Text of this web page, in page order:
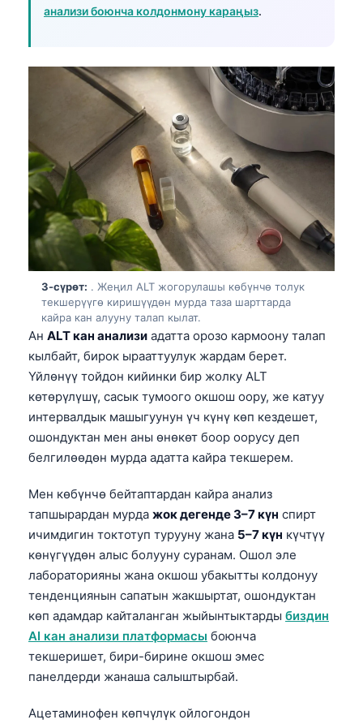
анализи боюнча колдонмону караңыз.
3-сүрөт: . Жеңил ALT жогорулашы көбүнчө толук
текшерүүгө киришүүдөн мурда таза шарттарда
кайра кан алууну талап кылат.
Ан ALT кан анализи адатта орозо кармоону талап
кылбайт, бирок ырааттуулук жардам берет.
Үйлөнүү тойдон кийинки бир жолку ALT
көтөрүлүшү, сасык тумоого окшош оору, же катуу
интервалдык машыгуунун үч күнү көп кездешет,
ошондуктан мен аны өнөкөт боор оорусу деп
белгилөөдөн мурда адатта кайра текшерем.
Мен көбүнчө бейтаптардан кайра анализ
тапшырардан мурда жок дегенде 3–7 күн спирт
ичимдигин токтотуп турууну жана 5–7 күн күчтүү
көнүгүүдөн алыс болууну суранам. Ошол эле
лабораторияны жана окшош убакытты колдонуу
тенденциянын сапатын жакшыртат, ошондуктан
көп адамдар кайталанган жыйынтыктарды биздин
AI кан анализи платформасы боюнча
текшеришет, бири-бирине окшош эмес
панелдерди жанаша салыштырбай.
Ацетаминофен көпчүлүк ойлогондон